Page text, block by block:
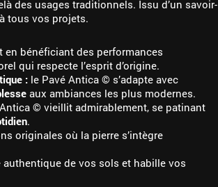
des usages traditionnels. Issu d’un savoir-
tous vos projets.
en bénéficiant des performances
qui respecte l’esprit d’origine.
: le Pavé Antica © s’adapte avec
aux ambiances les plus modernes.
© vieillit admirablement, se patinant
.
originales où la pierre s’intègre
authentique de vos sols et habille vos